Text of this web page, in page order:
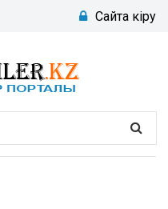
Сайтқа кіру